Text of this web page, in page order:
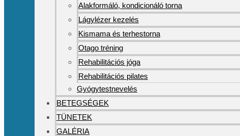
Alakformáló, kondicionáló torna
Lágylézer kezelés
Kismama és terhestorna
Otago tréning
Rehabilitációs jóga
Rehabilitációs pilates
Gyógytestnevelés
BETEGSÉGEK
TÜNETEK
GALÉRIA